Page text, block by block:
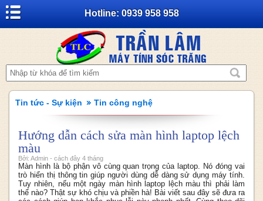
Hotline: 0939 958 958
Tin tức - Sự kiện Tin công nghệ
Hướng dẫn cách sửa màn hình laptop lệch
màu
Bởi: Admin - cách đây 4 tháng
Màn hình là bộ phận vô cùng quan trọng của laptop. Nó đóng vai
trò hiển thị thông tin giúp người dùng dễ dàng sử dụng máy tính.
Tuy nhiên, nếu một ngày màn hình laptop lệch màu thì phải làm
thế nào? Thật sự khó chịu và phiền hà! Bài viết sau đây sẽ đưa ra